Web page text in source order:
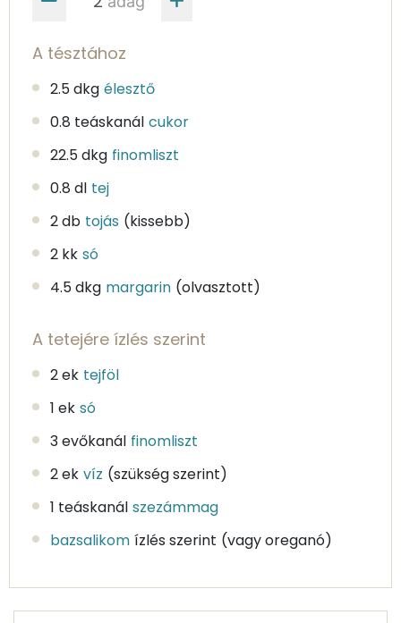
A tésztához
2.5 dkg élesztő
0.8 teáskanál cukor
22.5 dkg finomliszt
0.8 dl tej
2 db tojás (kissebb)
2 kk só
4.5 dkg margarin (olvasztott)
A tetejére ízlés szerint
2 ek tejföl
1 ek só
3 evőkanál finomliszt
2 ek víz (szükség szerint)
1 teáskanál szezámmag
bazsalikom ízlés szerint (vagy oreganó)